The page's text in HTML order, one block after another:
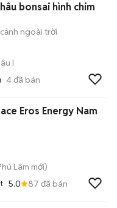
bonsai hình chim
ngoài trời
I
4đã bán
Eros Energy Nam
Lâm mới)
5.0 87 đã bán